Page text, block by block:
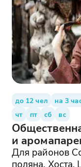
до 12 чел на 3
чт
пт сб вс
и
Для районов
поляна,